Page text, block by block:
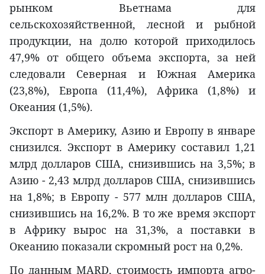
рынком Вьетнама для
сельскохозяйственной, лесной и рыбной
продукции, на долю которой приходилось
47,9% от общего объема экспорта, за ней
следовали Северная и Южная Америка
(23,8%), Европа (11,4%), Африка (1,8%) и
Океания (1,5%).
Экспорт в Америку, Азию и Европу в январе
снизился. Экспорт в Америку составил 1,21
млрд долларов США, снизившись на 3,5%; в
Азию - 2,43 млрд долларов США, снизившись
на 1,8%; в Европу - 577 млн долларов США,
снизившись на 16,2%. В то же время экспорт
в Африку вырос на 31,3%, а поставки в
Океанию показали скромный рост на 0,2%.
По данным MARD, стоимость импорта агро-